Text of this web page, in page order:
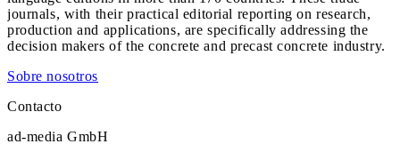
journals, with their practical editorial reporting on research,
production and applications, are specifically addressing the
decision makers of the concrete and precast concrete industry.
Sobre nosotros
Contacto
ad-media GmbH